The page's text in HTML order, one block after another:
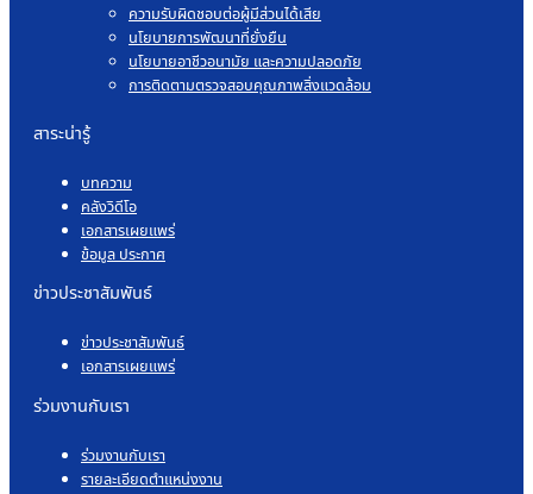
ความรับผิดชอบต่อผู้มีส่วนได้เสีย
นโยบายการพัฒนาที่ยั่งยืน
นโยบายอาชีวอนามัย และความปลอดภัย
การติดตามตรวจสอบคุณภาพสิ่งแวดล้อม
สาระน่ารู้
บทความ
คลังวิดีโอ
เอกสารเผยแพร่
ข้อมูล ประกาศ
ข่าวประชาสัมพันธ์
ข่าวประชาสัมพันธ์
เอกสารเผยแพร่
ร่วมงานกับเรา
ร่วมงานกับเรา
รายละเอียดตำแหน่งงาน